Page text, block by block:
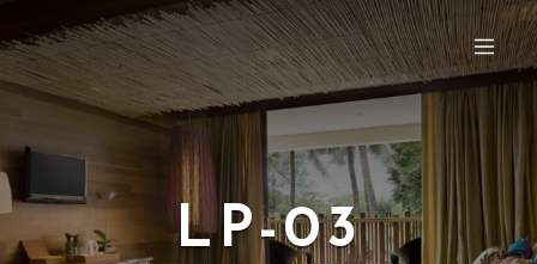
LP-03